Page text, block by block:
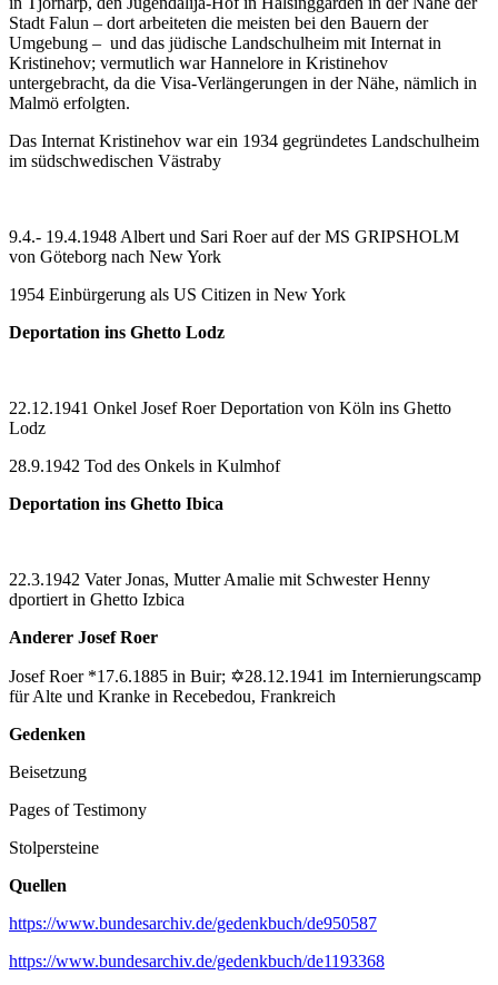
Stadt Falun – dort arbeiteten die meisten bei den Bauern der
Umgebung – und das jüdische Landschulheim mit Internat in
Kristinehov; vermutlich war Hannelore in Kristinehov
untergebracht, da die Visa-Verlängerungen in der Nähe, nämlich in
Malmö erfolgten.
Das Internat Kristinehov war ein 1934 gegründetes Landschulheim
im südschwedischen Västraby
9.4.- 19.4.1948 Albert und Sari Roer auf der MS GRIPSHOLM
von Göteborg nach New York
1954 Einbürgerung als US Citizen in New York
Deportation ins Ghetto Lodz
22.12.1941 Onkel Josef Roer Deportation von Köln ins Ghetto
Lodz
28.9.1942 Tod des Onkels in Kulmhof
Deportation ins Ghetto Ibica
22.3.1942 Vater Jonas, Mutter Amalie mit Schwester Henny
dportiert in Ghetto Izbica
Anderer Josef Roer
Josef Roer *17.6.1885 in Buir; ✡28.12.1941 im Internierungscamp
für Alte und Kranke in Recebedou, Frankreich
Gedenken
Beisetzung
Pages of Testimony
Stolpersteine
Quellen
https://www.bundesarchiv.de/gedenkbuch/de950587
https://www.bundesarchiv.de/gedenkbuch/de1193368